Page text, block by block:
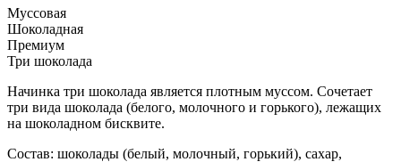
Муссовая
Шоколадная
Премиум
Три шоколада
Начинка три шоколада является плотным муссом. Сочетает
три вида шоколада (белого, молочного и горького), лежащих
на шоколадном бисквите.
Состав: шоколады (белый, молочный, горький), сахар,